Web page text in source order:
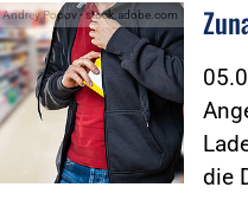
Andrey Popov - stock.adobe.com
die